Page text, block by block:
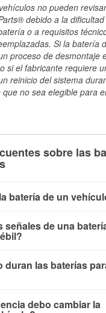
no pueden
debido a la
o a requisitos
Si la batería
proceso de desmontaje
si el fabricante requiere
reinicio del sistema
no sea elegible para
sobre las
batería de un
más rápido es utilizar
vehículo apagado,
en buen estado y
unos 12.6 voltios.
que las baterías
señales de una
lento del motor,
al girar la llave o
una potencia de
duran las baterías
duración exacta
debo cambiar la